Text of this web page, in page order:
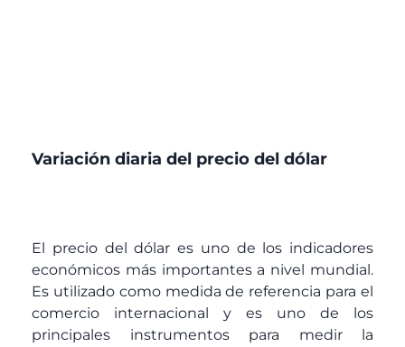
Variación diaria del precio del dólar
El precio del dólar es uno de los indicadores
económicos más importantes a nivel mundial.
Es utilizado como medida de referencia para el
comercio internacional y es uno de los
principales instrumentos para medir la